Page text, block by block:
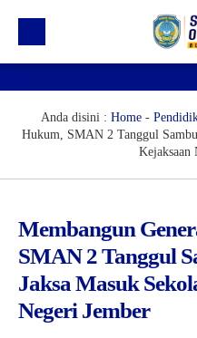
Profil
Prestasi
Informasi
Saluran Resmi WA
Anda disini : Home-
Hukum, SMAN 2 Tanggul
Kejaksaan
Membangun
SMAN 2 Tanggul
Jaksa Masuk
Negeri Jember